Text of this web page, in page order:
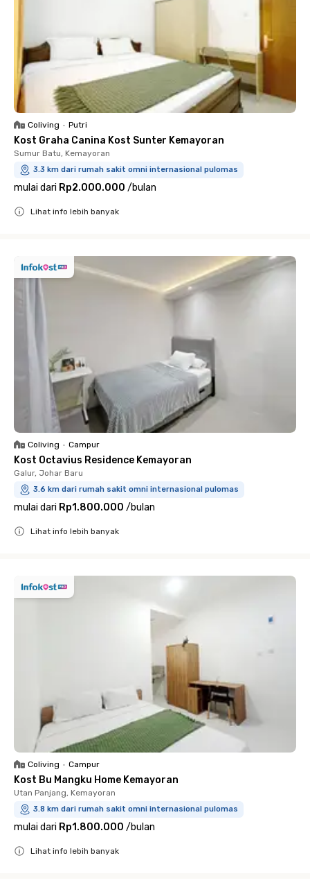
Coliving • Putri
Kost Graha Canina Kost Sunter Kemayoran
Sumur Batu, Kemayoran
3.3 km dari rumah sakit omni internasional pulomas
mulai dari Rp2.000.000 /bulan
Lihat info lebih banyak
Coliving • Campur
Kost Octavius Residence Kemayoran
Galur, Johar Baru
3.6 km dari rumah sakit omni internasional pulomas
mulai dari Rp1.800.000 /bulan
Lihat info lebih banyak
Coliving • Campur
Kost Bu Mangku Home Kemayoran
Utan Panjang, Kemayoran
3.8 km dari rumah sakit omni internasional pulomas
mulai dari Rp1.800.000 /bulan
Lihat info lebih banyak